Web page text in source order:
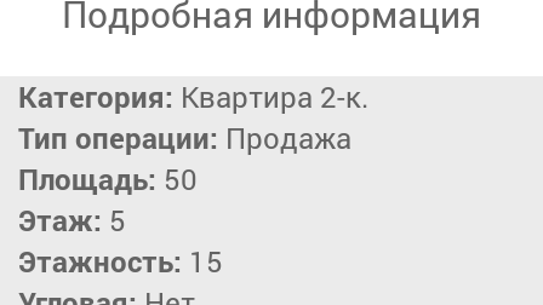
Подробная информация
Категория: Квартира 2-к.
Тип операции: Продажа
Площадь: 50
Этаж: 5
Этажность: 15